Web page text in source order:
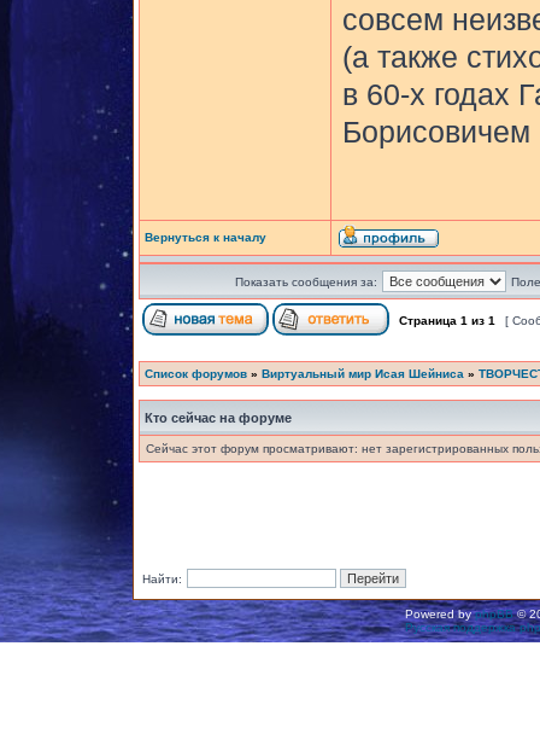
совсем
(а также
в 60-х годах
Борисовичем
Вернуться к началу
Показать сообщения за:
Страница 1 из 1 [
Список форумов » Виртуальный мир Исая Шейниса »
Кто сейчас на форуме
Сейчас этот форум просматривают: нет зарегистрированных
Найти:
Powered byphpBB©
Русская поддержка